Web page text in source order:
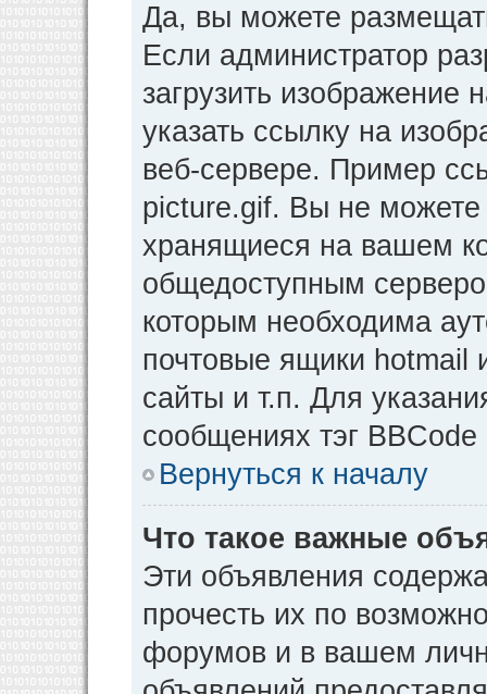
Да, вы можете
Если администратор
загрузить
указать ссылку на
веб-сервере. Пример
picture.gif. Вы не можете
хранящиеся на вашем
общедоступным
которым необходима
почтовые ящики
сайты и т.п. Для
сообщениях тэг BBCode
Вернуться к началу
Что такое важные
Эти объявления
прочесть их по
форумов и в вашем